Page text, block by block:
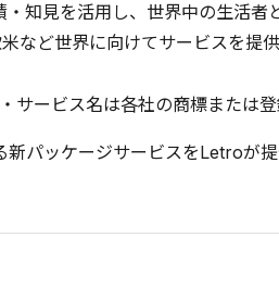
知見を活用し、世界中の生活者
など世界に向けてサービスを提供
ービス名は各社の商標または登
パッケージサービスをLetroが